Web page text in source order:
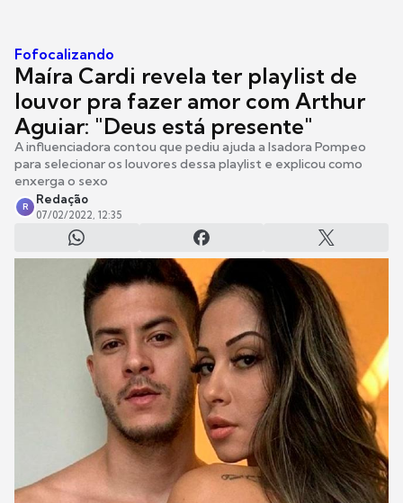
Fofocalizando
Maíra Cardi revela ter playlist de
louvor pra fazer amor com Arthur
Aguiar: "Deus está presente"
A influenciadora contou que pediu ajuda a Isadora Pompeo
para selecionar os louvores dessa playlist e explicou como
enxerga o sexo
R
Redação
07/02/2022, 12:35